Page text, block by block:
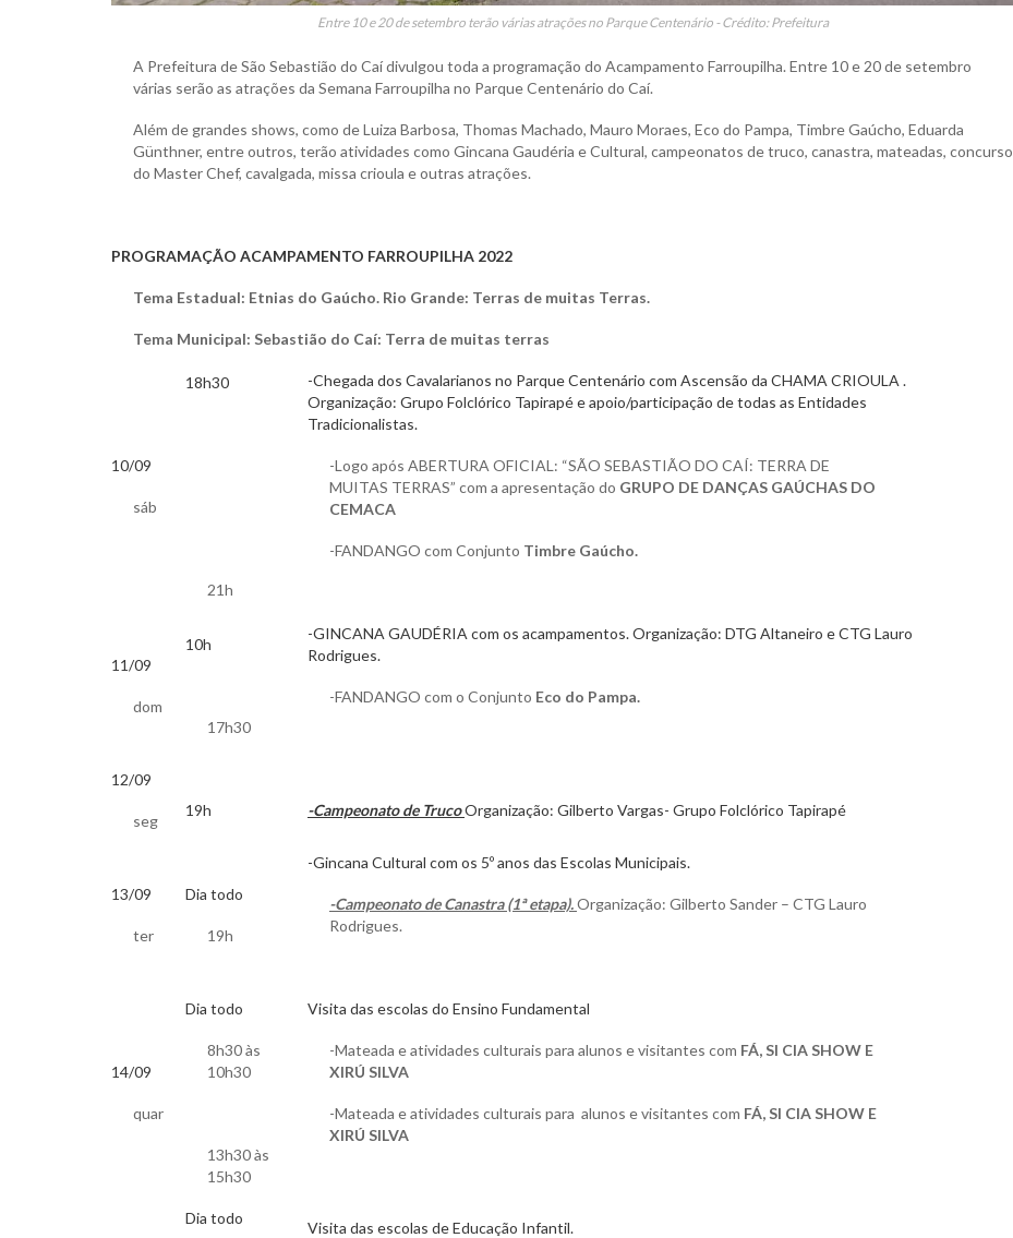
Entre 10 e 20 de setembro terão várias atrações no Parque Centenário - Crédito: Prefeitura
A Prefeitura de São Sebastião do Caí divulgou toda a programação do Acampamento Farroupilha. Entre 10 e 20 de setembro
várias serão as atrações da Semana Farroupilha no Parque Centenário do Caí.
Além de grandes shows, como de Luiza Barbosa, Thomas Machado, Mauro Moraes, Eco do Pampa, Timbre Gaúcho, Eduarda
Günthner, entre outros, terão atividades como Gincana Gaudéria e Cultural, campeonatos de truco, canastra, mateadas, concurso
do Master Chef, cavalgada, missa crioula e outras atrações.
PROGRAMAÇÃO ACAMPAMENTO FARROUPILHA 2022
Tema Estadual: Etnias do Gaúcho. Rio Grande: Terras de muitas Terras.
Tema Municipal: Sebastião do Caí: Terra de muitas terras
10/09
sáb
18h30
21h
-Chegada dos Cavalarianos no Parque Centenário com Ascensão da CHAMA CRIOULA .
Organização: Grupo Folclórico Tapirapé e apoio/participação de todas as Entidades
Tradicionalistas.
-Logo após ABERTURA OFICIAL: “SÃO SEBASTIÃO DO CAÍ: TERRA DE
MUITAS TERRAS” com a apresentação do GRUPO DE DANÇAS GAÚCHAS DO
CEMACA
-FANDANGO com Conjunto Timbre Gaúcho.
11/09
dom
10h
17h30
-GINCANA GAUDÉRIA com os acampamentos. Organização: DTG Altaneiro e CTG Lauro
Rodrigues.
-FANDANGO com o Conjunto Eco do Pampa.
12/09
seg
19h -Campeonato de TrucoOrganização: Gilberto Vargas- Grupo Folclórico Tapirapé
13/09
ter
Dia todo
19h
-Gincana Cultural com os 5º anos das Escolas Municipais.
-Campeonato de Canastra (1ª etapa).Organização: Gilberto Sander – CTG Lauro
Rodrigues.
14/09
quar
Dia todo
8h30 às
10h30
13h30 às
15h30
Visita das escolas do Ensino Fundamental
-Mateada e atividades culturais para alunos e visitantes com FÁ, SI CIA SHOW E
XIRÚ SILVA
-Mateada e atividades culturais para alunos e visitantes com FÁ, SI CIA SHOW E
XIRÚ SILVA
Dia todo
Visita das escolas de Educação Infantil.